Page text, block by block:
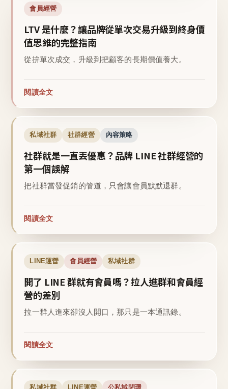
會員經營
LTV 是什麼？讓品牌從單次交易升級到終身價
值思維的完整指南
從拚單次成交，升級到把顧客的長期價值養大。
閱讀全文
私域社群 社群經營 內容策略
社群就是一直丟優惠？品牌 LINE 社群經營的
第一個誤解
把社群當發促銷的管道，只會讓會員默默退群。
閱讀全文
LINE運營 會員經營 私域社群
開了 LINE 群就有會員嗎？拉人進群和會員經
營的差別
拉一群人進來卻沒人開口，那只是一本通訊錄。
閱讀全文